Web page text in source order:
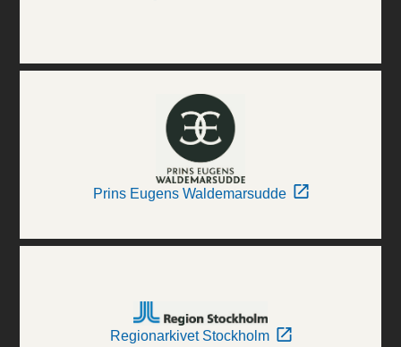
Prins Eugens Waldemarsudde
Regionarkivet Stockholm